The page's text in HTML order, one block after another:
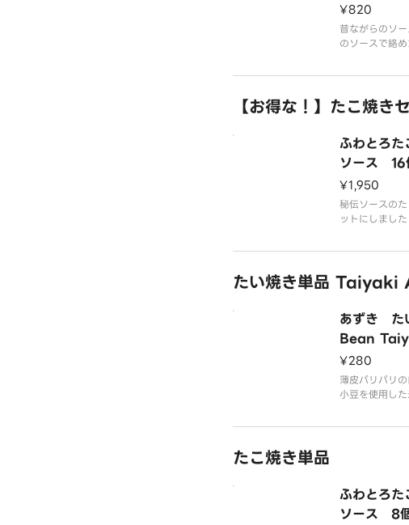
¥820
昔ながらのソ
のソースで絡
【お得な！】たこ焼き
ふわとろ
ソース 16
¥1,950
秘伝ソースの
ットにしました
たい焼き単品
あずき た
Bean
¥280
薄皮パリパリ
小豆を使用し
and joy！
たこ焼き単品
ふわとろ
ソース 8